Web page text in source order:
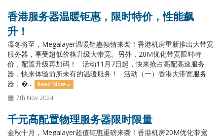
香港服务器温暖钜惠，限时特价，性能飙
升！
凛冬将至，Megalayer温暖钜惠倾情来袭！香港机房重新推出大带宽
服务器，享受超低价格升级大带宽。另外，20M优化带宽限时特
价，配置升级再加码！ 活动11月7日起，快来抢占高配高速服务
器，快来体验前所未有的温暖服务！ 活动（一）香港大带宽服务
器，�...
Read More »
7th Nov 2024
千元高配置物理服务器限时限量
金秋十月，Megalayer超值钜惠重磅来袭！香港机房20M优化带宽